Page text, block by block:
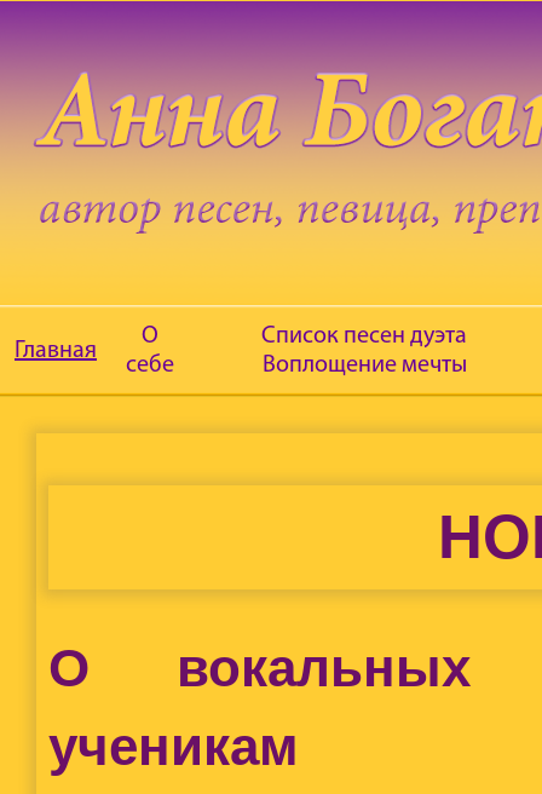
Главная
О
себе
Список песен дуэта
Воплощение мечты
О вокальных
ученикам